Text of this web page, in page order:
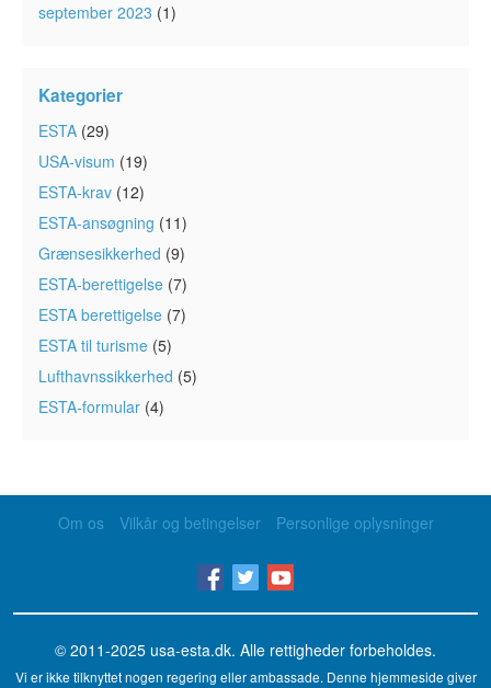
september 2023 (1)
Kategorier
ESTA (29)
USA-visum (19)
ESTA-krav (12)
ESTA-ansøgning (11)
Grænsesikkerhed (9)
ESTA-berettigelse (7)
ESTA berettigelse (7)
ESTA til turisme (5)
Lufthavnssikkerhed (5)
ESTA-formular (4)
Om os Vilkår og betingelser Personlige oplysninger
© 2011-2025 usa-esta.dk. Alle rettigheder forbeholdes.
Vi er ikke tilknyttet nogen regering eller ambassade. Denne hjemmeside giver